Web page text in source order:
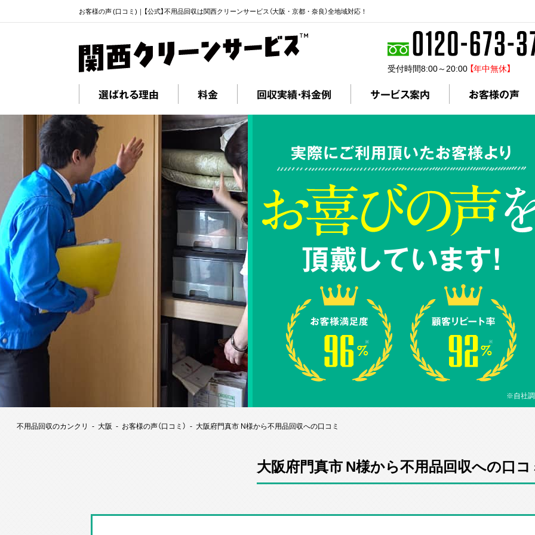
お客様の声 (口コミ)｜【公式】不用品回収は関西クリーンサービス（大阪・京都・奈良）全地域対応！
受付時間8:00～20:00 【年中無休】
選ばれる理由 料金 回収実績・料金例 サービス案内 お客様の声
実際にご利用頂いたお客様より
頂戴しています!
※自社
不用品回収のカンクリ 大阪 お客様の声（口コミ） 大阪府門真市 N様から不用品回収への口コミ
大阪府門真市 N様から不用品回収への口